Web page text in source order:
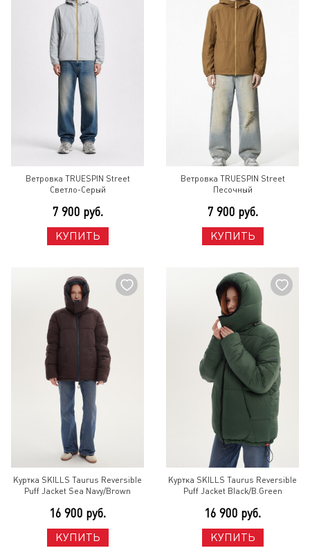
Ветровка TRUESPIN Street
Светло-Серый
7 900 руб.
КУПИТЬ
Ветровка TRUESPIN Street
Песочный
7 900 руб.
КУПИТЬ
Куртка SKILLS Taurus Reversible
Puff Jacket Sea Navy/Brown
16 900 руб.
КУПИТЬ
Куртка SKILLS Taurus Reversible
Puff Jacket Black/B.Green
16 900 руб.
КУПИТЬ